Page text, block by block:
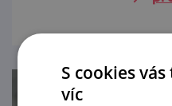
S cookies
víc